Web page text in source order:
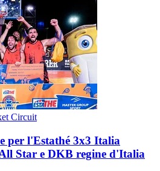
Circuit
per l'Estathé 3x3 Italia
Star e DKB regine d'Italia